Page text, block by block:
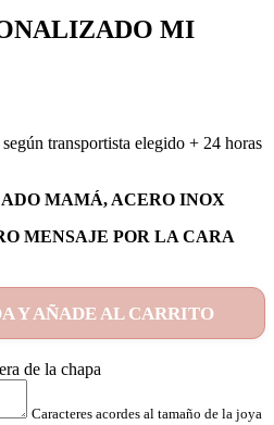
MI
transportista elegido + 24 horas
MAMÁ, ACERO INOX
MENSAJE POR LA CARA
Y AÑADE AL CARRITO
de la chapa
Caracteres acordes al tamaño de la joya